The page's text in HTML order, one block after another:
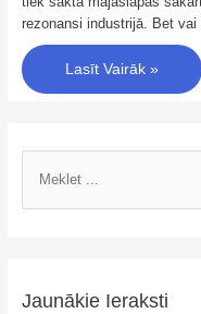
rezonansi industrijā. Bet
Lasīt Vairāk »
Jaunākie Ieraksti